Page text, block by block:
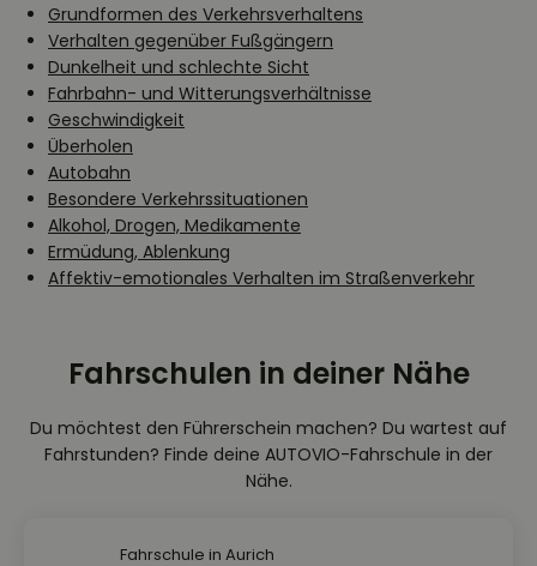
Grundformen des Verkehrsverhaltens
Verhalten gegenüber Fußgängern
Dunkelheit und schlechte Sicht
Fahrbahn- und Witterungsverhältnisse
Geschwindigkeit
Überholen
Autobahn
Besondere Verkehrssituationen
Alkohol, Drogen, Medikamente
Ermüdung, Ablenkung
Affektiv-emotionales Verhalten im Straßenverkehr
Fahrschulen in deiner Nähe
Du möchtest den Führerschein machen? Du wartest auf
Fahrstunden? Finde deine AUTOVIO-Fahrschule in der
Nähe.
Fahrschule in Aurich